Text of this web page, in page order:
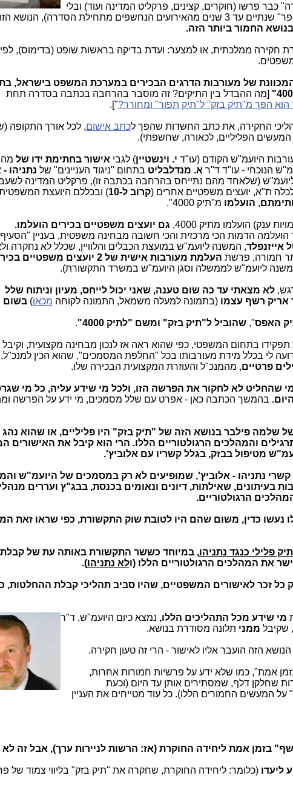
פרשו (חוקרים, קצינים, פרקליט המדינה ועוד) ובלי
"עצירת שעון ההתיישנות" (שכבר "סופר" שנתיים עד 3 שנים מהאירועים הנחשפים מתחילת הסדרה),
החמור ביותר הזה.
של מעורבות הדרגים הבכירים במערכת המשפט בישראל,
[מה ההבדל בין התיקים? זה מוסבר בהרחבה בכתבה בסדרה תחת
"].
החקירה, את כתב החשדות שהפך לכתב אישום, לכל אורך התקופה
המעשים הפליליים, לכאורה, שחשפתי).
היועמ"ש הקודם (עו"ד י. וינשטיין) לגבי אישור בחתימת ידו של מה
הנוכחי - עו"ד ד"ר א. מנדלבליט בתחום "ניגוד העניינים" של נתניהו
(שלאחד מהם נתייחס בהרחבה בכתבה זו), פרקליט המדינה
ת"א, יועצים משפטיים אחרים (קרוב ל-10
) ובכללם היועצת
, הועלמו מ"תיק 4000".
ענק) הועלמו מתיק 4000,
גם יועצים משפטיים בכירים הועלמו.
הועלמה הדמות הכי מרכזית והכי חשובה מבחינה משפטית, בעניין
אייזנפלד, המשנה ליועמ"ש במועצת הכבלים והלוויין, שכלל לא נחקרה
חמורה, פרשת העלמת מעורבות אישית של 2 יועצים משפטיים
ליועמ"ש לממשלה וסגן היועמ"ש במשרד התקשורת).
לא מצאתי עד כה שום טענה, שאני יכול לייחס, מעיון וניתוח שלל
אריק רשף עצמו(בתמונה למעלה משמאל, התמונה לקוחה מכאן)בשום
האפס",שהוביל ל"תיק בזק" ומשם "לתיק 4000" .
בתחום המשפטי, כפי שהוא ראה אז לנכון מבחינה מקצועית, וקיבל
לי בכלל מידת מעורבותו בכל "החלפת המסמכים", שהוא הכין
פרטיים, מהמנכ"ל והעוזרת המקצועית הבכירה שלו.
שהחליט לא לחקור את הפרשה הזו, ולכל מי שידע עליה, כל מי
בהמשך הכתבה כאן - אפרט עם שלל מסמכים, מי ידע על הפרשה
פילבר בנושא הזה של "תיק בזק" היו פליליים, או שהוא
והמהלכים הרגולטוריים הללו. הרי הוא קיבל את האישורים
מטיפול בבזק, בגלל קשריו עם אלוביץ'.
נתניהו - אלוביץ', שמופיעים לא רק במסמכים של היועמ"ש
שאילתות, דיונים ונאומים בכנסת, בבג"ץ ועררים
הרגולטוריים.
נעשו כדין, משום שהם היו לטובת שוק התקשורת, כפי שראו זאת
פלילי כנגד נתניהו, במיוחד כששר התקשורת באותה עת של קבלת
את המהלכים הרגולטוריים הללו (ולא נתניהו).
כל זכר לאישורים המשפטיים, שהיו סביב תהליכי קבלת ההחלטות,
מי שידע מכל התהליכים הללו, נמצא כיום היועמ"ש, ד"ר
שקיבל ממני תלונה מסודרת בנושא.
הנושא הזה הועבר אליו לאישור - הרי זה טעון חקירה.
אמת", כמו שלא ידע על פרשיות חמורות אחרות,
פרשות חמורות שחלקן דלף, שמסתירים אותן עד היום (וכעת
על המעשים החמורים הללו). כל עוד מטייחים את העניין
בזמן אמת ליחידה החוקרת (אז: הרשות לניירות ערך), אבל זה
ליעדו(כלומר: ליחידה החוקרת, שחקרה את "תיק בזק" בליווי צמוד של